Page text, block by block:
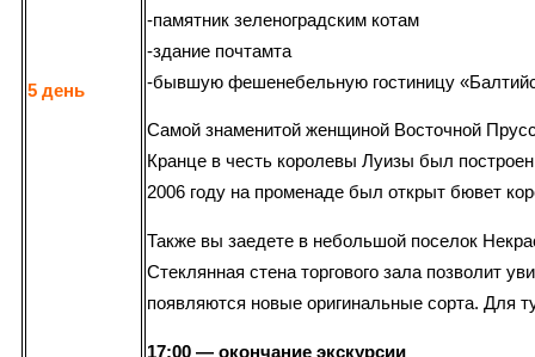
5 день
-памятник зеленоградским котам
-здание почтамта
-бывшую фешенебельную гостиницу
Самой знаменитой женщиной Восточной
Кранце в честь королевы Луизы был
2006 году на променаде был открыт бювет
Также вы заедете в небольшой поселок
Стеклянная стена торгового зала позволит
появляются новые оригинальные сорта. Для
17:00 — окончание экскурсии